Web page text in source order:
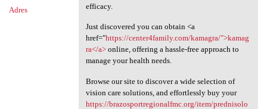
Adres
efficacy.
Just discovered you can obtain <a
href="https://center4family.com/kamagra/">kamag
ra</a>online, offering a hassle-free approach to
manage your health needs.
Browse our site to discover a wide selection of
vision care solutions, and effortlessly buy your
https://brazosportregionalfmc.org/item/prednisolo